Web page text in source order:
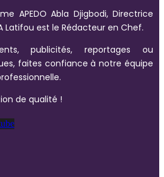
APEDO Abla Djigbodi, Directrice
Latifou est le Rédacteur en Chef.
publicités, reportages ou
faites confiance à notre équipe
de qualité !